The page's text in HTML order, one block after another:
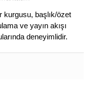
kurgusu, başlık/özet
ve yayın akışı
deneyimlidir.